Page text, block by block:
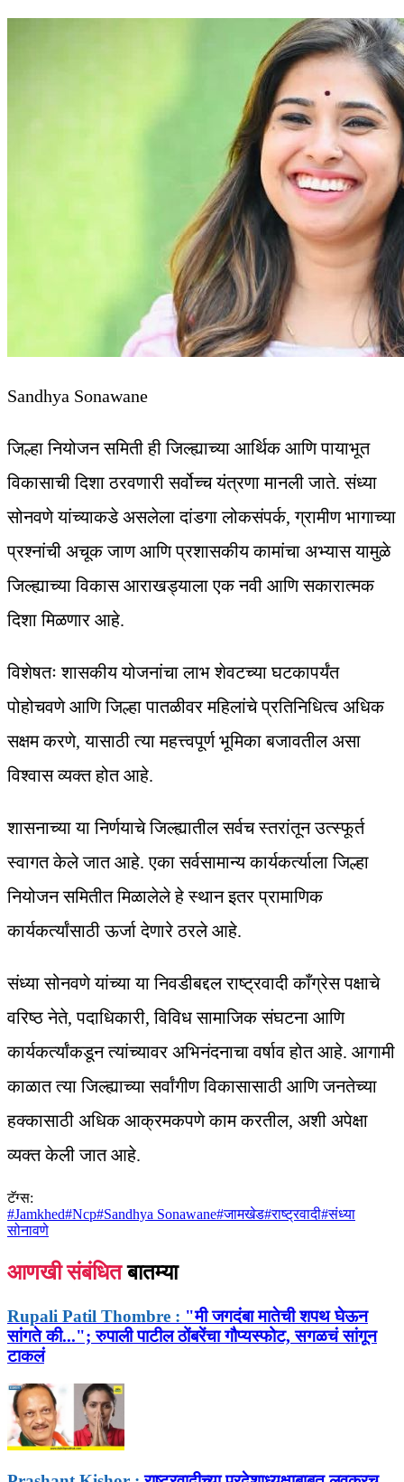
Sandhya Sonawane
जिल्हा नियोजन समिती ही जिल्ह्याच्या आर्थिक आणि पायाभूत
विकासाची दिशा ठरवणारी सर्वोच्च यंत्रणा मानली जाते. संध्या
सोनवणे यांच्याकडे असलेला दांडगा लोकसंपर्क, ग्रामीण भागाच्या
प्रश्नांची अचूक जाण आणि प्रशासकीय कामांचा अभ्यास यामुळे
जिल्ह्याच्या विकास आराखड्याला एक नवी आणि सकारात्मक
दिशा मिळणार आहे.
विशेषतः शासकीय योजनांचा लाभ शेवटच्या घटकापर्यंत
पोहोचवणे आणि जिल्हा पातळीवर महिलांचे प्रतिनिधित्व अधिक
सक्षम करणे, यासाठी त्या महत्त्वपूर्ण भूमिका बजावतील असा
विश्वास व्यक्त होत आहे.
शासनाच्या या निर्णयाचे जिल्ह्यातील सर्वच स्तरांतून उत्स्फूर्त
स्वागत केले जात आहे. एका सर्वसामान्य कार्यकर्त्याला जिल्हा
नियोजन समितीत मिळालेले हे स्थान इतर प्रामाणिक
कार्यकर्त्यांसाठी ऊर्जा देणारे ठरले आहे.
संध्या सोनवणे यांच्या या निवडीबद्दल राष्ट्रवादी काँग्रेस पक्षाचे
वरिष्ठ नेते, पदाधिकारी, विविध सामाजिक संघटना आणि
कार्यकर्त्यांकडून त्यांच्यावर अभिनंदनाचा वर्षाव होत आहे. आगामी
काळात त्या जिल्ह्याच्या सर्वांगीण विकासासाठी आणि जनतेच्या
हक्कासाठी अधिक आक्रमकपणे काम करतील, अशी अपेक्षा
व्यक्त केली जात आहे.
टॅग्स:
#Jamkhed#Ncp#Sandhya Sonawane#जामखेड#राष्ट्रवादी#संध्या
सोनावणे
आणखी संबंधित बातम्या
Rupali Patil Thombre : "मी जगदंबा मातेची शपथ घेऊन
सांगते की..."; रुपाली पाटील ठोंबरेंचा गौप्यस्फोट, सगळचं सांगून
टाकलं